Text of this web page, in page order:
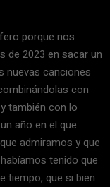
porque nos
2023 en sacar un
nuevas canciones
con
también con lo
año en el que
admiramos y que
tenido que
tiempo, que si bien